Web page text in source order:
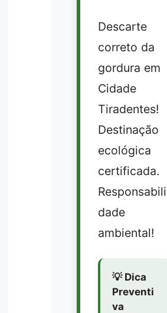
Descarte
correto da
gordura em
Cidade
Tiradentes!
Destinação
ecológica
certificada.
Responsabili
dade
ambiental!
💡 Dica
Preventi
va